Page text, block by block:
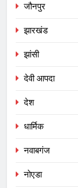
जौनपुर
झारखंड
झांसी
देवी आपदा
देश
धार्मिक
नवाबगंज
नोएडा